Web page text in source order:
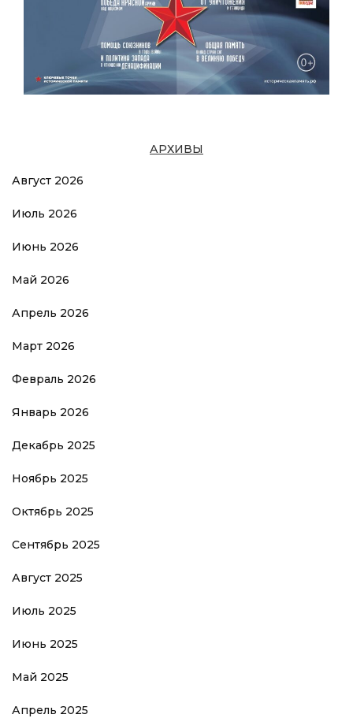
АРХИВЫ
Август 2026
Июль 2026
Июнь 2026
Май 2026
Апрель 2026
Март 2026
Февраль 2026
Январь 2026
Декабрь 2025
Ноябрь 2025
Октябрь 2025
Сентябрь 2025
Август 2025
Июль 2025
Июнь 2025
Май 2025
Апрель 2025